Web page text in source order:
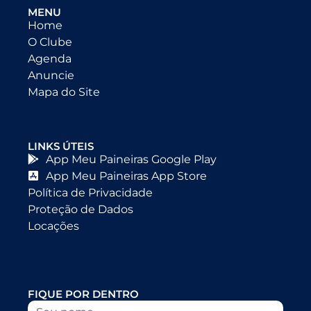
MENU
Home
O Clube
Agenda
Anuncie
Mapa do Site
LINKS ÚTEIS
App Meu Paineiras Google Play
App Meu Paineiras App Store
Política de Privacidade
Proteção de Dados
Locações
FIQUE POR DENTRO